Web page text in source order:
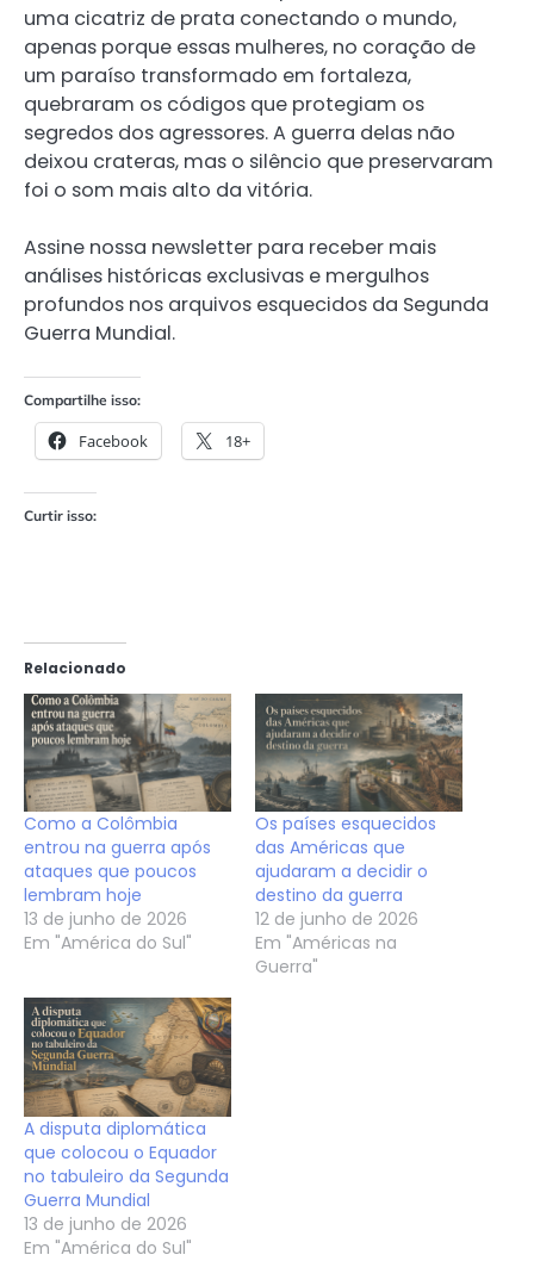
uma cicatriz de prata conectando o mundo,
apenas porque essas mulheres, no coração de
um paraíso transformado em fortaleza,
quebraram os códigos que protegiam os
segredos dos agressores. A guerra delas não
deixou crateras, mas o silêncio que preservaram
foi o som mais alto da vitória.
Assine nossa newsletter para receber mais
análises históricas exclusivas e mergulhos
profundos nos arquivos esquecidos da Segunda
Guerra Mundial.
Compartilhe isso:
Facebook 18+
Curtir isso:
Relacionado
Como a Colômbia
entrou na guerra após
ataques que poucos
lembram hoje
13 de junho de 2026
Em "América do Sul"
Os países esquecidos
das Américas que
ajudaram a decidir o
destino da guerra
12 de junho de 2026
Em "Américas na
Guerra"
A disputa diplomática
que colocou o Equador
no tabuleiro da Segunda
Guerra Mundial
13 de junho de 2026
Em "América do Sul"